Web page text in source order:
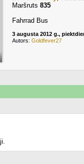
Maršruts 835
Fahrrad Bus
3 augusta 2012 g.,
Autors: Goldfever27